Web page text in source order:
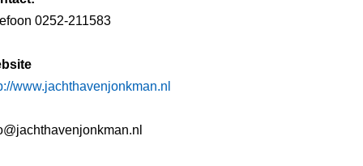
0252-211583
www.jachthavenjonkman.nl